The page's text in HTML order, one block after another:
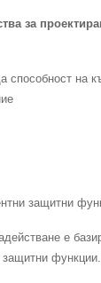
за
способност на
защитни
е
защитни функции.